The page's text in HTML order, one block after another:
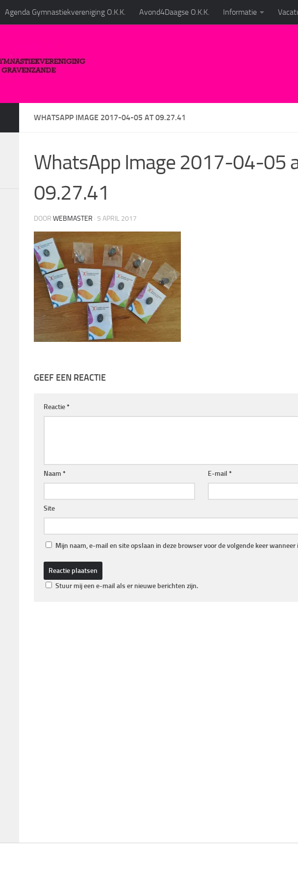
Agenda Gymnastiekvereniging O.K.K. Avond4Daagse O.K.K. Informatie
WHATSAPP IMAGE 2017-04-05 AT 09.27.41
WhatsApp Image 2017-04-05
09.27.41
DOOR WEBMASTER · 5 APRIL 2017
GEEF EEN REACTIE
Reactie*
Naam * E-mail *
Site
Mijn naam, e-mail en site opslaan in deze browser voor de volgende keer wanneer
Stuur mij een e-mail als er nieuwe berichten zijn.